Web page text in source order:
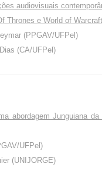
audiovisuais
Thrones e World of Warcraft
(PPGAV/UFPel)
(CA/UFPel)
abordagem Junguiana
UFPel)
(UNIJORGE)